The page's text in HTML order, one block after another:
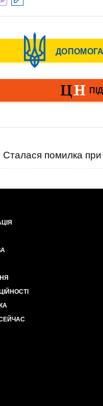
Сталася помилка при